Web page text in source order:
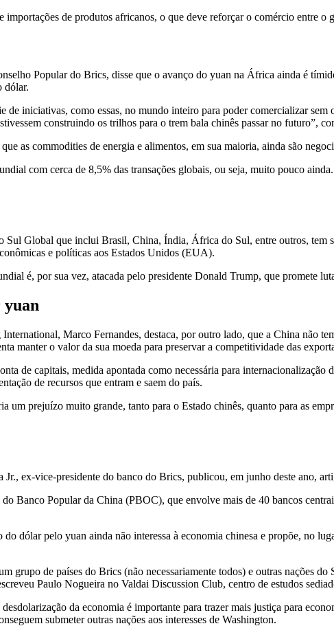
importações de produtos africanos, o que deve reforçar o comércio entre o
Popular do Brics, disse que o avanço do yuan na África ainda é
dólar.
de iniciativas, como essas, no mundo inteiro para poder comercializar
construindo os trilhos para o trem bala chinês passar no futuro”,
as commodities de energia e alimentos, em sua maioria, ainda são
com cerca de 8,5% das transações globais, ou seja, muito pouco
Sul Global que inclui Brasil, China, Índia, África do Sul, entre outros, tem
e políticas aos Estados Unidos (EUA).
é, por sua vez, atacada pelo presidente Donald Trump, que promete
yuan
Marco Fernandes, destaca, por outro lado, que a China não
manter o valor da sua moeda para preservar a competitividade das
de capitais, medida apontada como necessária para
de recursos que entram e saem do país.
um prejuízo muito grande, tanto para o Estado chinês, quanto para as
ex-vice-presidente do banco do Brics, publicou, em junho deste ano,
Banco Popular da China (PBOC), que envolve mais de 40 bancos
do dólar pelo yuan ainda não interessa à economia chinesa e propõe, no
grupo de países do Brics (não necessariamente todos) e outras nações
Paulo Nogueira no Valdai Discussion Club, centro de estudos
da economia é importante para trazer mais justiça para
submeter outras nações aos interesses de Washington.